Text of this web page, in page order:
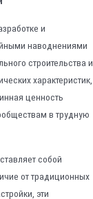
и
наводнениями
строительства и
характеристик,
ценность
в трудную
собой
от традиционных
эти